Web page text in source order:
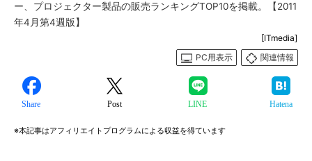
ー、プロジェクター製品の販売ランキングTOP10を掲載。【2011
年4月第4週版】
[ITmedia]
PC用表示
関連情報
Share Post LINE Hatena
※本記事はアフィリエイトプログラムによる収益を得ています